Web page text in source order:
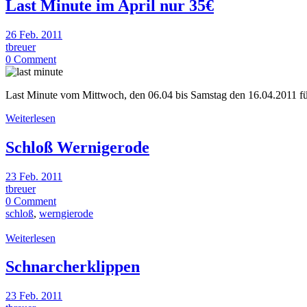
Last Minute im April nur 35€
26 Feb. 2011
tbreuer
0 Comment
Last Minute vom Mittwoch, den 06.04 bis Samstag den 16.04.2011
Weiterlesen
Schloß Wernigerode
23 Feb. 2011
tbreuer
0 Comment
schloß, werngierode
Weiterlesen
Schnarcherklippen
23 Feb. 2011